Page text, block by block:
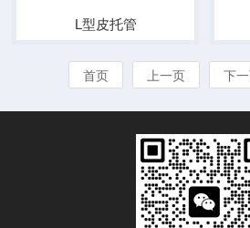
L型皮托管
首页 上一页 下